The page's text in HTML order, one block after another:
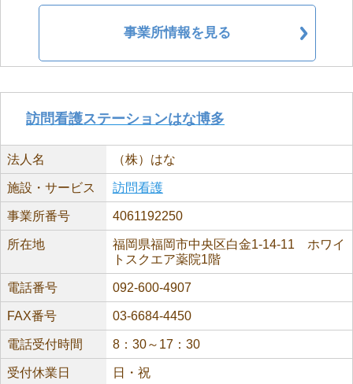
事業所情報を見る
訪問看護ステーションはな博多
法人名 （株）はな
施設・サービス 訪問看護
事業所番号 4061192250
所在地
福岡県福岡市中央区白金1-14-11 ホワイ
トスクエア薬院1階
電話番号 092-600-4907
FAX番号 03-6684-4450
電話受付時間 8：30～17：30
受付休業日 日・祝